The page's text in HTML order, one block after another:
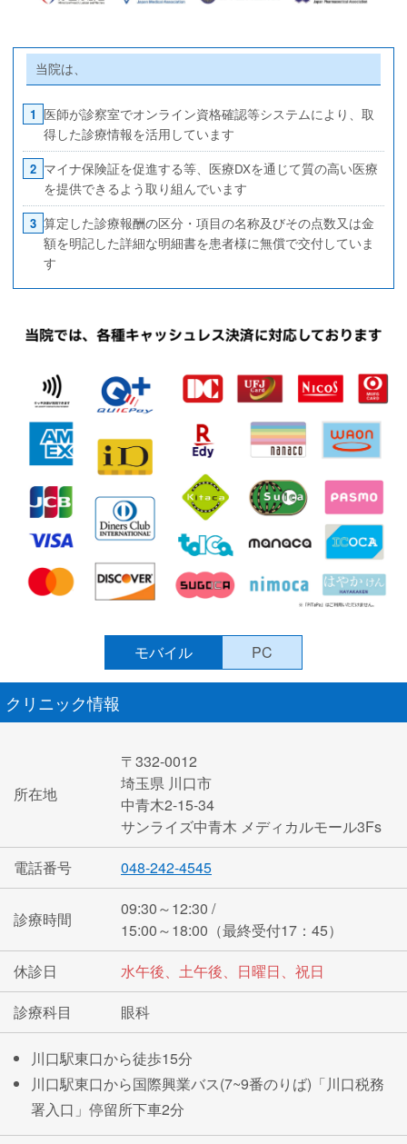
当院は、
1 医師が診察室でオンライン資格確認等システムにより、取
得した診療情報を活用しています
2 マイナ保険証を促進する等、医療DXを通じて質の高い医療
を提供できるよう取り組んでいます
3 算定した診療報酬の区分・項目の名称及びその点数又は金
額を明記した詳細な明細書を患者様に無償で交付していま
す
モバイル PC
クリニック情報
所在地
〒332-0012
埼玉県 川口市
中青木2-15-34
サンライズ中青木 メディカルモール3Fs
電話番号
048-242-4545
診療時間
09:30～12:30 /
15:00～18:00（最終受付17：45）
休診日
水午後、土午後、日曜日、祝日
診療科目
眼科
川口駅東口から徒歩15分
川口駅東口から国際興業バス(7~9番のりば)「川口税務
署入口」停留所下車2分